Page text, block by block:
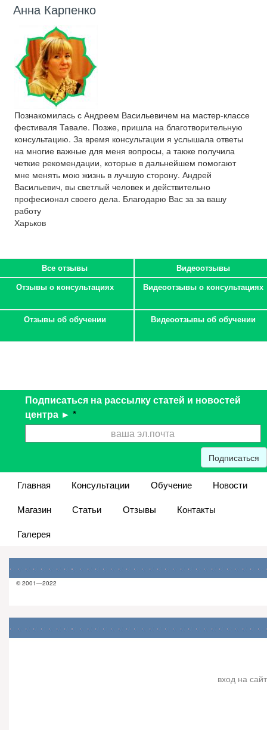
Анна Карпенко
Познакомилась с Андреем Васильевичем на мастер-классе
фестиваля Тавале. Позже, пришла на благотворительную
консультацию. За время консультации я услышала ответы
на многие важные для меня вопросы, а также получила
четкие рекомендации, которые в дальнейшем помогают
мне менять мою жизнь в лучшую сторону. Андрей
Васильевич, вы светлый человек и действительно
професионал своего дела. Благодарю Вас за за вашу
работу
Харьков
Все отзывы
Видеоотзывы
Отзывы о консультациях
Видеоотзывы о консультациях
Отзывы об обучении Видеоотзывы об обучении
Подписаться на рассылку статей и новостей
центра ► *
Подписаться
Главная Консультации Обучение
Новости
Магазин
Статьи Отзывы
Контакты
Галерея
© 2001—2022
вход на сайт